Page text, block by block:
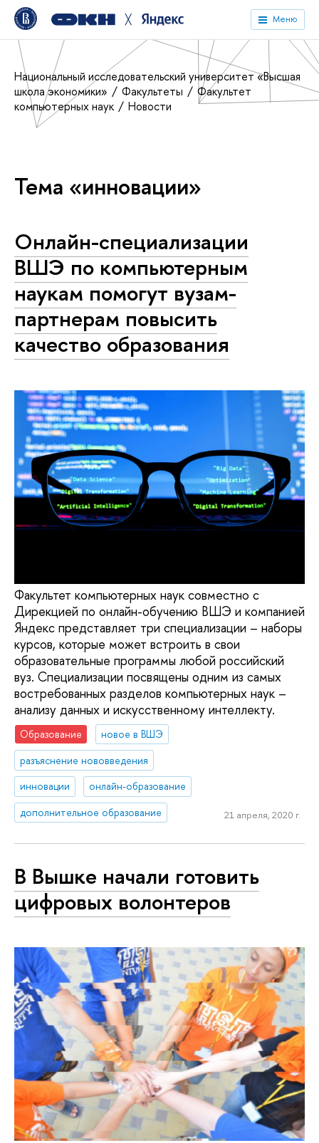
╳ Меню
Национальный исследовательский университет «Высшая
школа экономики»
Факультеты
Факультет
компьютерных наук
Новости
Тема «инновации»
Онлайн-специализации
ВШЭ по компьютерным
наукам помогут вузам-
партнерам повысить
качество образования
Факультет компьютерных наук совместно с
Дирекцией по онлайн-обучению ВШЭ и компанией
Яндекс представляет три специализации – наборы
курсов, которые может встроить в свои
образовательные программы любой российский
вуз. Специализации посвящены одним из самых
востребованных разделов компьютерных наук –
анализу данных и искусственному интеллекту.
Образование
новое в ВШЭ
разъяснение нововведения
инновации
онлайн-образование
дополнительное образование
21 апреля, 2020 г.
В Вышке начали готовить
цифровых волонтеров